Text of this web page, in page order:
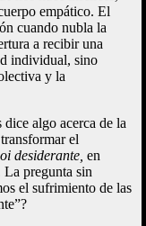
empático. El
cuando nubla la
a recibir una
individual, sino
y la
algo acerca de la
el
desiderante, en
La pregunta sin
el sufrimiento de las